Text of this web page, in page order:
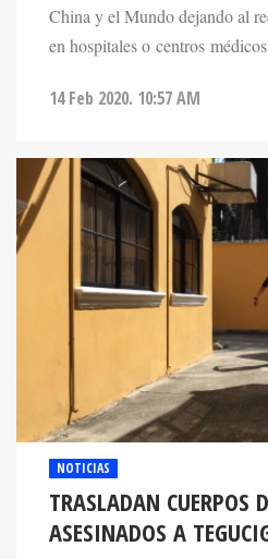
China y el Mundo dejando al
en hospitales o centros
14 Feb 2020. 10:57 AM
NOTICIAS
TRASLADAN CUERPOS
ASESINADOS A